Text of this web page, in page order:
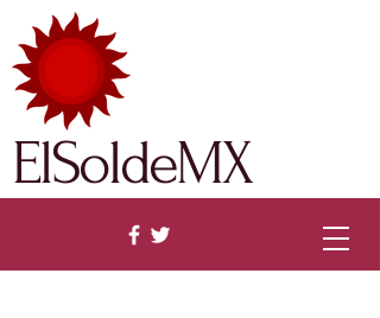
ElSoldeMX